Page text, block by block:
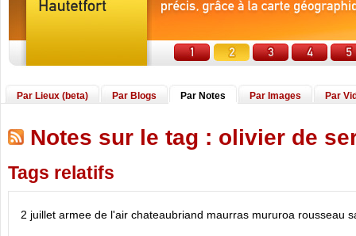
Par Lieux (beta) Par Blogs Par Notes Par Images Par
Notes sur le tag : olivier de
Tags relatifs
2 juillet armee de l'air chateaubriand maurras mururoa rousseau